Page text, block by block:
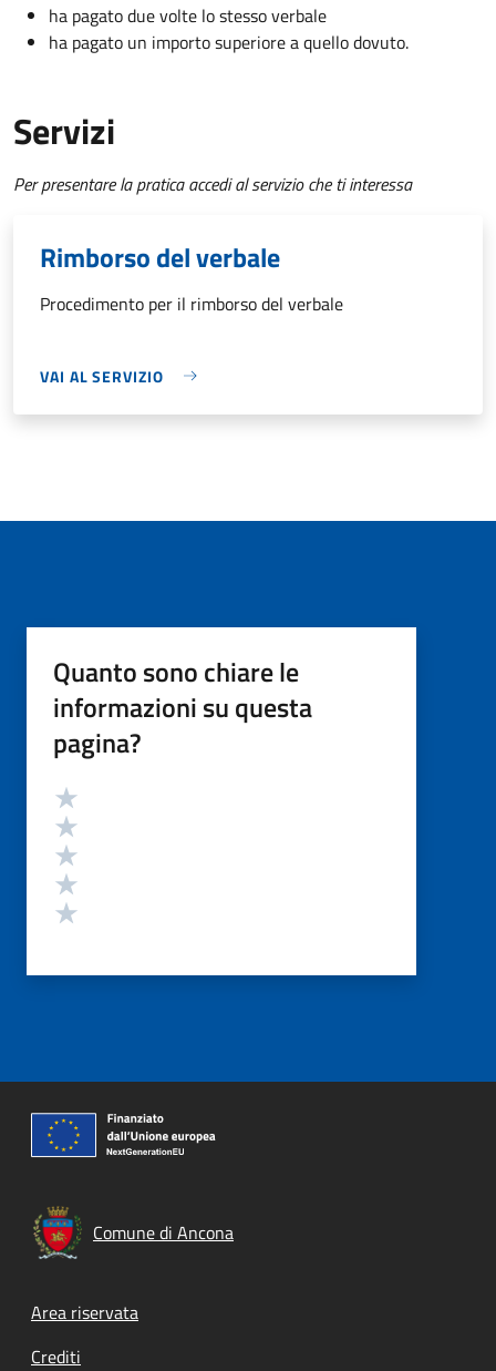
ha pagato due volte lo stesso verbale
ha pagato un importo superiore a quello dovuto.
Servizi
Per presentare la pratica accedi al servizio che ti interessa
Rimborso del verbale
Procedimento per il rimborso del verbale
VAI AL SERVIZIO
Quanto sono chiare le
informazioni su questa
pagina?
Valutazione
Comune di Ancona
Footer menu
Area riservata
Crediti